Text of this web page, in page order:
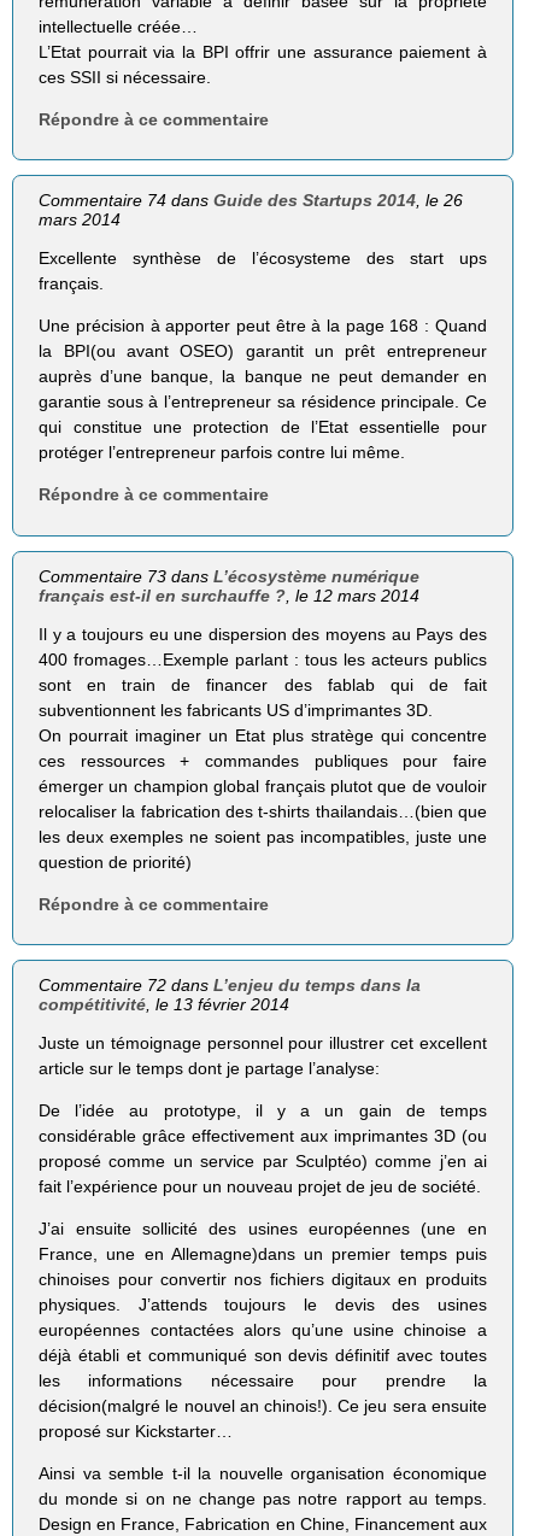
intellectuelle créée…
L’Etat pourrait via la BPI offrir une assurance paiement à
ces SSII si nécessaire.
Répondre à ce commentaire
Commentaire 74 dansGuide des Startups 2014, le 26
mars 2014
Excellente synthèse de l’écosysteme des start ups
français.
Une précision à apporter peut être à la page 168 : Quand
la BPI(ou avant OSEO) garantit un prêt entrepreneur
auprès d’une banque, la banque ne peut demander en
garantie sous à l’entrepreneur sa résidence principale. Ce
qui constitue une protection de l’Etat essentielle pour
protéger l’entrepreneur parfois contre lui même.
Répondre à ce commentaire
Commentaire 73 dansL’écosystème numérique
français est-il en surchauffe ? , le 12 mars 2014
Il y a toujours eu une dispersion des moyens au Pays des
400 fromages…Exemple parlant : tous les acteurs publics
sont en train de financer des fablab qui de fait
subventionnent les fabricants US d’imprimantes 3D.
On pourrait imaginer un Etat plus stratège qui concentre
ces ressources + commandes publiques pour faire
émerger un champion global français plutot que de vouloir
relocaliser la fabrication des t-shirts thailandais…(bien que
les deux exemples ne soient pas incompatibles, juste une
question de priorité)
Répondre à ce commentaire
Commentaire 72 dansL’enjeu du temps dans la
compétitivité , le 13 février 2014
Juste un témoignage personnel pour illustrer cet excellent
article sur le temps dont je partage l’analyse:
De l’idée au prototype, il y a un gain de temps
considérable grâce effectivement aux imprimantes 3D (ou
proposé comme un service par Sculptéo) comme j’en ai
fait l’expérience pour un nouveau projet de jeu de société.
J’ai ensuite sollicité des usines européennes (une en
France, une en Allemagne)dans un premier temps puis
chinoises pour convertir nos fichiers digitaux en produits
physiques. J’attends toujours le devis des usines
européennes contactées alors qu’une usine chinoise a
déjà établi et communiqué son devis définitif avec toutes
les informations nécessaire pour prendre la
décision(malgré le nouvel an chinois!). Ce jeu sera ensuite
proposé sur Kickstarter…
Ainsi va semble t-il la nouvelle organisation économique
du monde si on ne change pas notre rapport au temps.
Design en France, Fabrication en Chine, Financement aux